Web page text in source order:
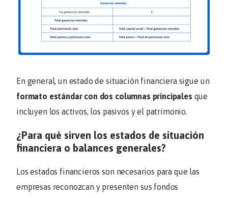
En general, un estado de situación financiera sigue un
formato estándar con dos columnas principales que
incluyen los activos, los pasivos y el patrimonio.
¿Para qué sirven los estados de situación
financiera o balances generales?
Los estados financieros son necesarios para que las
empresas reconozcan y presenten sus fondos